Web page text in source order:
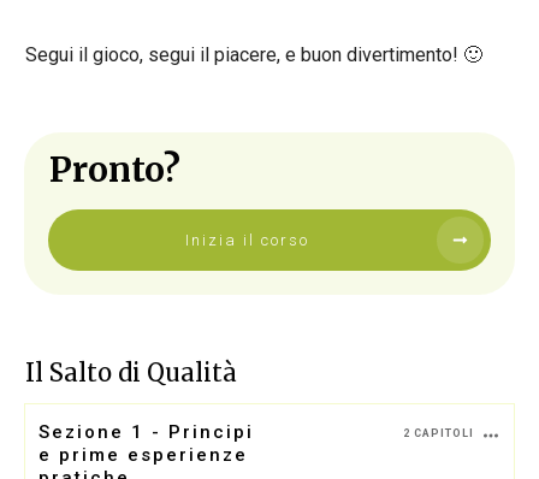
Segui il gioco, segui il piacere, e buon divertimento! 🙂
Pronto?
Inizia il corso
Il Salto di Qualità
Sezione 1 - Principi
e prime esperienze
2 CAPITOLI